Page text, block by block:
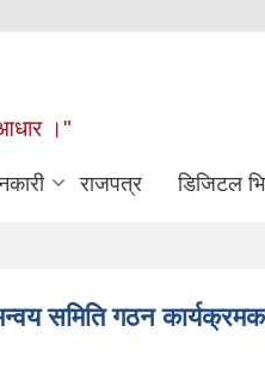
आधार ।"
राजपत्र डिजिटल
समिति गठन